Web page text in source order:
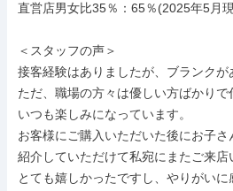
直営店男女比35％：65％(2025年5月
＜スタッフの声＞
接客経験はありましたが、ブランクが
ただ、職場の方々は優しい方ばかりで
いつも楽しみになっています。
お客様にご購入いただいた後にお子さ
紹介していただけて私宛にまたご来店
とても嬉しかったですし、やりがいに